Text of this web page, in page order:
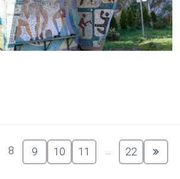
8 9 10 11 22